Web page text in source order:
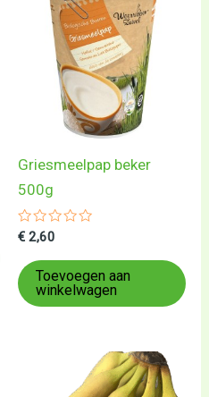
Griesmeelpap beker
500g
Gewaardeerd
uit
5
€ 2,60
Toevoegen aan
winkelwagen